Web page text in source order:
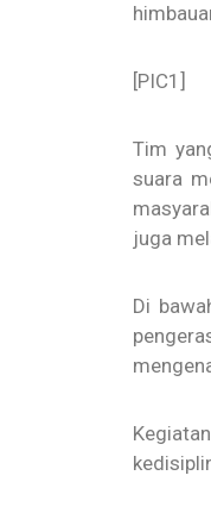
[PIC1]
Tim
suara
juga
Di